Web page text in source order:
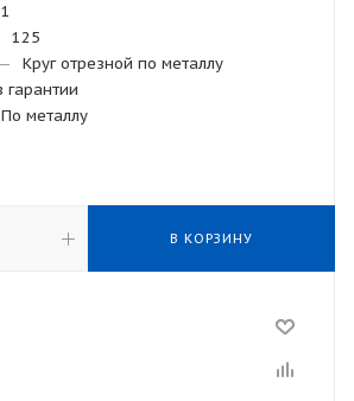
1
125
—
Круг отрезной по металлу
гарантии
По металлу
В КОРЗИНУ